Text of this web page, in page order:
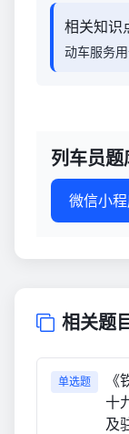
相关知识
动车服务
列车员题
微信小
相关题
单选题
十
及